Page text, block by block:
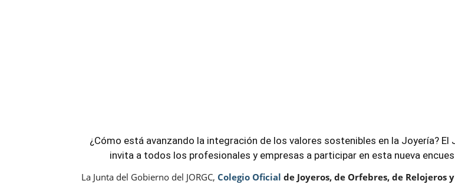
¿Cómo está avanzando la integración de los valores sostenibles en la Joyería? El
invita a todos los profesionales y empresas a participar en esta nueva
La Junta del Gobierno del JORGC, Colegio Oficial de Joyeros, de Orfebres, de Relojeros